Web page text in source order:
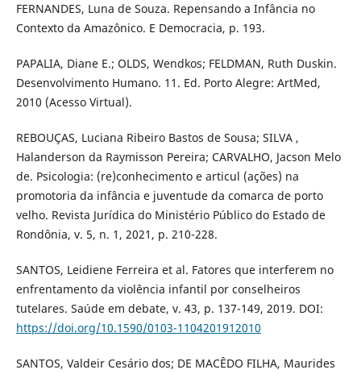
FERNANDES, Luna de Souza. Repensando a Infância no
Contexto da Amazônico. E Democracia, p. 193.
PAPALIA, Diane E.; OLDS, Wendkos; FELDMAN, Ruth Duskin.
Desenvolvimento Humano. 11. Ed. Porto Alegre: ArtMed,
2010 (Acesso Virtual).
REBOUÇAS, Luciana Ribeiro Bastos de Sousa; SILVA ,
Halanderson da Raymisson Pereira; CARVALHO, Jacson Melo
de. Psicologia: (re)conhecimento e articul (ações) na
promotoria da infância e juventude da comarca de porto
velho. Revista Jurídica do Ministério Público do Estado de
Rondônia, v. 5, n. 1, 2021, p. 210-228.
SANTOS, Leidiene Ferreira et al. Fatores que interferem no
enfrentamento da violência infantil por conselheiros
tutelares. Saúde em debate, v. 43, p. 137-149, 2019. DOI:
https://doi.org/10.1590/0103-1104201912010
SANTOS, Valdeir Cesário dos; DE MACÊDO FILHA, Maurides